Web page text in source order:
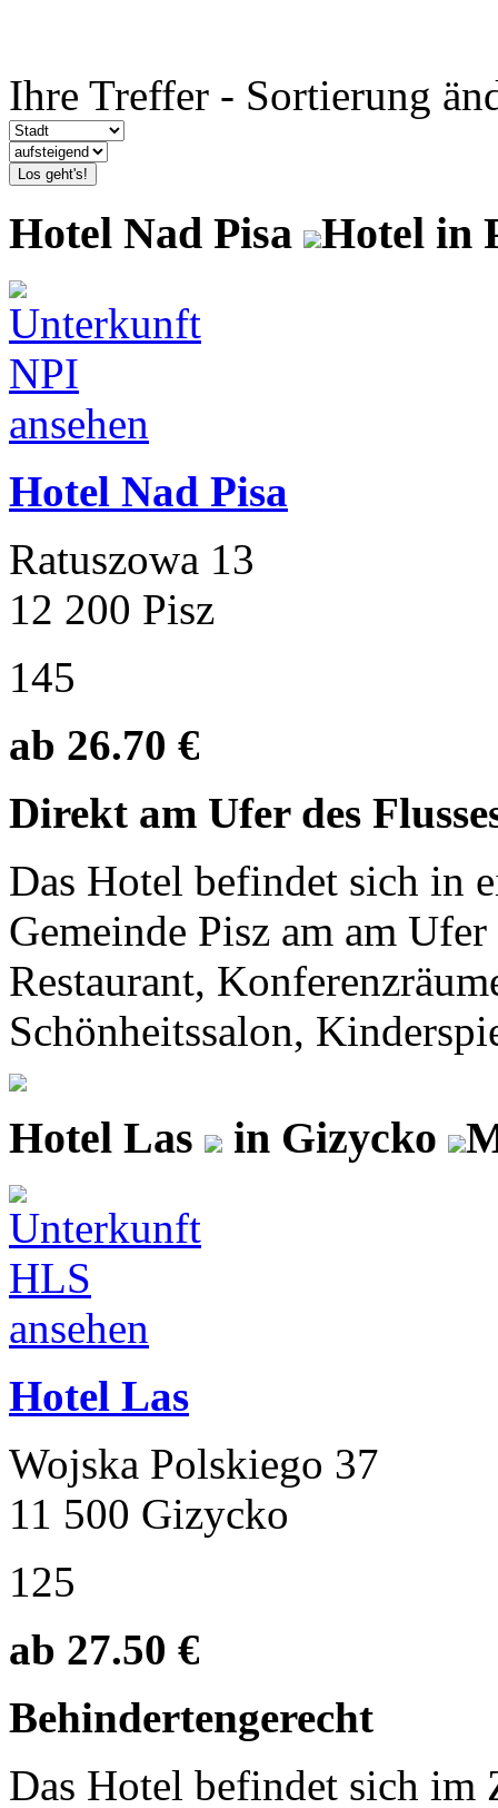
Ihre Treffer - Sortierung
Los geht's!
Hotel Nad Pisa Hotel in
Hotel Nad Pisa
Ratuszowa 13
12 200 Pisz
145
ab 26.70 €
Direkt am Ufer des
Das Hotel befindet sich in
Gemeinde Pisz am am
Restaurant,
Schönheitssalon,
Hotel Las in Gizycko
Hotel Las
Wojska Polskiego 37
11 500 Gizycko
125
ab 27.50 €
Behindertengerecht
Das Hotel befindet sich im